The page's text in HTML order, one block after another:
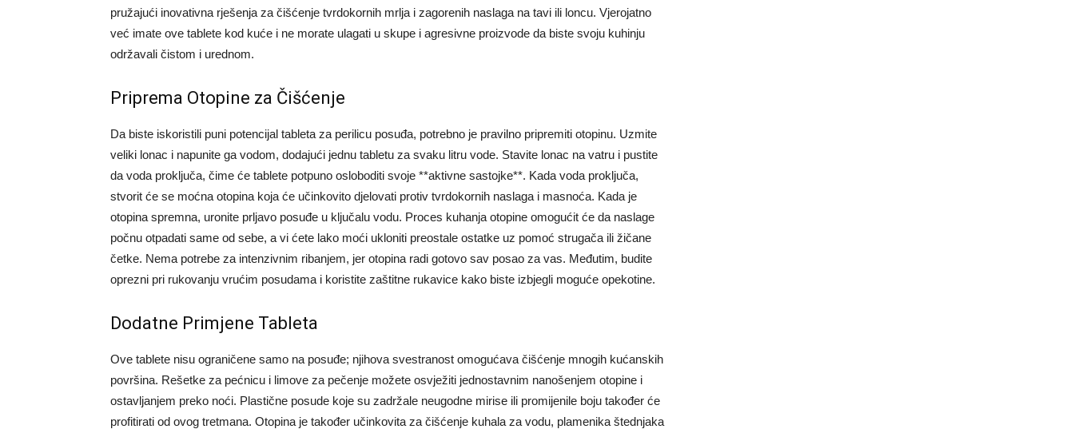
pružajući inovativna rješenja za čišćenje tvrdokornih mrlja i zagorenih naslaga na tavi ili loncu. Vjerojatno
već imate ove tablete kod kuće i ne morate ulagati u skupe i agresivne proizvode da biste svoju kuhinju
održavali čistom i urednom.
Priprema Otopine za Čišćenje
Da biste iskoristili puni potencijal tableta za perilicu posuđa, potrebno je pravilno pripremiti otopinu. Uzmite
veliki lonac i napunite ga vodom, dodajući jednu tabletu za svaku litru vode. Stavite lonac na vatru i pustite
da voda proključa, čime će tablete potpuno osloboditi svoje **aktivne sastojke**. Kada voda proključa,
stvorit će se moćna otopina koja će učinkovito djelovati protiv tvrdokornih naslaga i masnoća. Kada je
otopina spremna, uronite prljavo posuđe u ključalu vodu. Proces kuhanja otopine omogućit će da naslage
počnu otpadati same od sebe, a vi ćete lako moći ukloniti preostale ostatke uz pomoć strugača ili žičane
četke. Nema potrebe za intenzivnim ribanjem, jer otopina radi gotovo sav posao za vas. Međutim, budite
oprezni pri rukovanju vrućim posudama i koristite zaštitne rukavice kako biste izbjegli moguće opekotine.
Dodatne Primjene Tableta
Ove tablete nisu ograničene samo na posuđe; njihova svestranost omogućava čišćenje mnogih kućanskih
površina. Rešetke za pećnicu i limove za pečenje možete osvježiti jednostavnim nanošenjem otopine i
ostavljanjem preko noći. Plastične posude koje su zadržale neugodne mirise ili promijenile boju također će
profitirati od ovog tretmana. Otopina je također učinkovita za čišćenje kuhala za vodu, plamenika štednjaka